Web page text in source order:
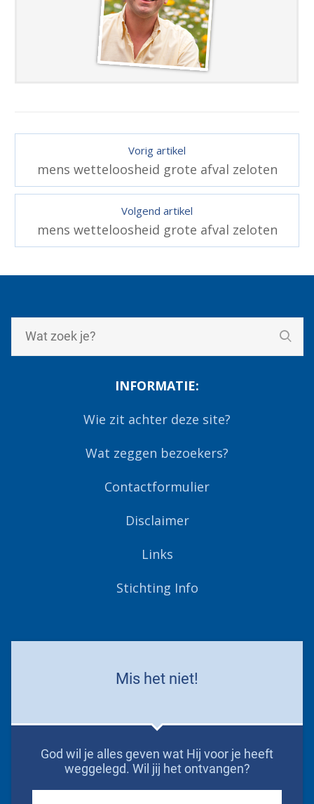
Vorig artikel
mens wetteloosheid grote afval zeloten
Volgend artikel
mens wetteloosheid grote afval zeloten
INFORMATIE:
Wie zit achter deze site?
Wat zeggen bezoekers?
Contactformulier
Disclaimer
Links
Stichting Info
Mis het niet!
God wil je alles geven wat Hij voor je heeft
weggelegd. Wil jij het ontvangen?